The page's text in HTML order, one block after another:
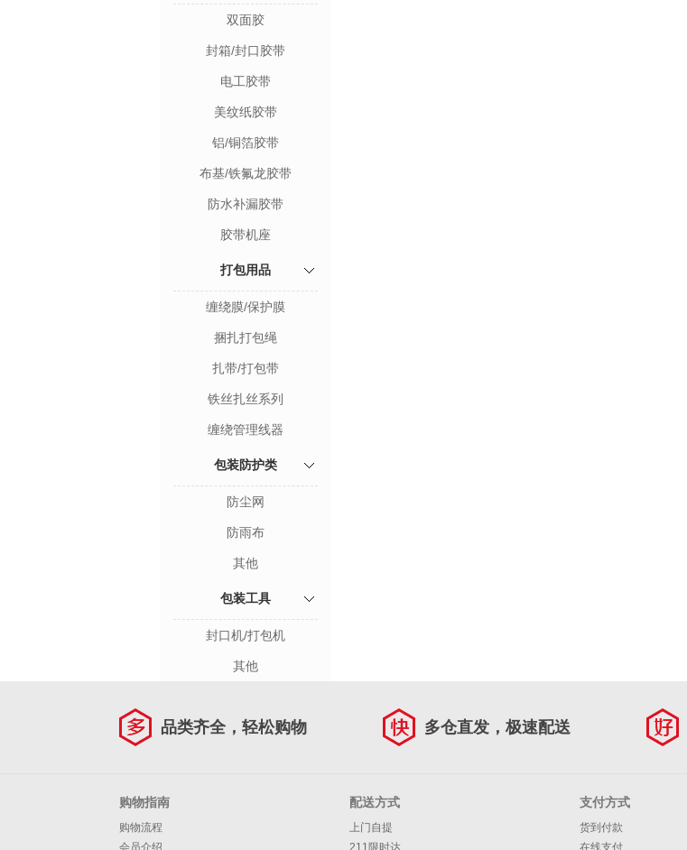
双面胶
封箱/封口胶带
电工胶带
美纹纸胶带
铝/铜箔胶带
布基/铁氟龙胶带
防水补漏胶带
胶带机座
打包用品
缠绕膜/保护膜
捆扎打包绳
扎带/打包带
铁丝扎丝系列
缠绕管理线器
包装防护类
防尘网
防雨布
其他
包装工具
封口机/打包机
其他
品类齐全，轻松购物 多仓直发，极速配送
购物指南
购物流程
会员介绍
配送方式
上门自提
211限时达
支付方式
货到付款
在线支付